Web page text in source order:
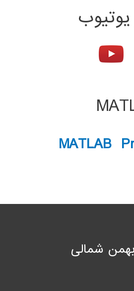
یوتیوب
MATLAB